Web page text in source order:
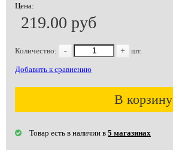
Цена:
219.00 руб
Количество: - + шт.
Добавить к сравнению
В корзину
Товар есть в наличии в 5 магазинах